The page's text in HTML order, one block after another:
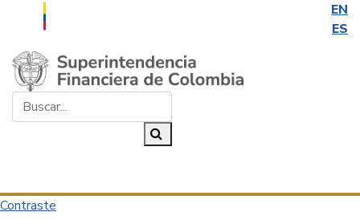
EN
ES
Saltar al contenido principal
Contraste